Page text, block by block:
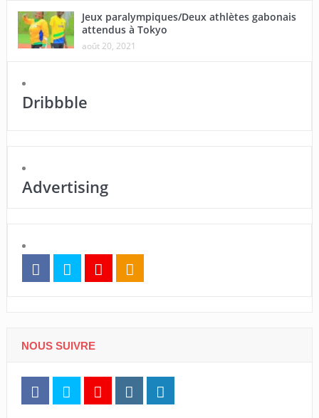
Jeux paralympiques/Deux athlètes gabonais
attendus à Tokyo
août 20, 2021
Dribbble
Advertising
NOUS SUIVRE